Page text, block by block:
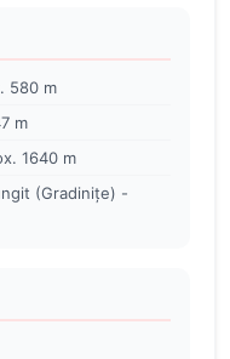
580 m
m
1640 m
(Gradinițe) -